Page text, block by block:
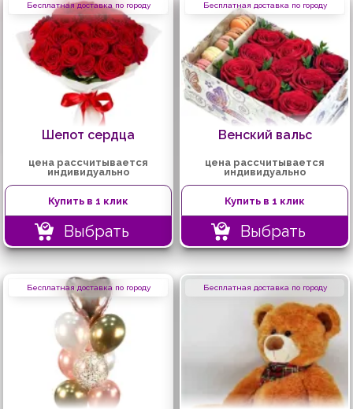
Бесплатная доставка по городу
Шепот сердца
цена рассчитывается
индивидуально
Купить в 1 клик
Выбрать
Бесплатная доставка по городу
Венский вальс
цена рассчитывается
индивидуально
Купить в 1 клик
Выбрать
Бесплатная доставка по городу Бесплатная доставка по городу